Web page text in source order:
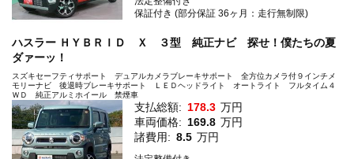
保証付き (部分保証 36ヶ月：走行無制限)
ハスラー ＨＹＢＲＩＤ Ｘ ３型 純正ナビ 探せ！僕たちの夏
ダァーッ！
スズキセーフティサポート デュアルカメラブレーキサポート 全方位カメラ付９インチメ
モリーナビ 後退時ブレーキサポート ＬＥＤヘッドライト オートライト フルタイム４
ＷＤ 純正アルミホイール 禁煙車
支払総額: 178.3 万円
車両価格: 169.8 万円
諸費用: 8.5 万円